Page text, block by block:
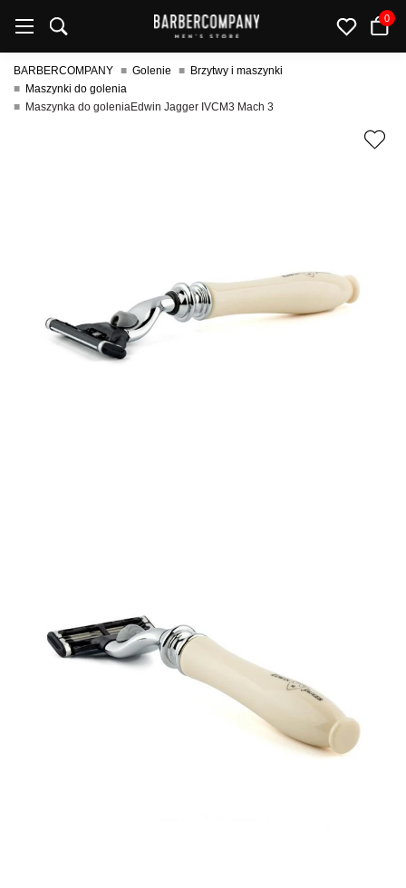
0
BARBERCOMPANY Golenie
Brzytwy i maszynki
Maszynki do golenia
Maszynka do goleniaEdwin Jagger IVCM3 Mach 3